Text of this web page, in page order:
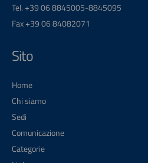
Tel. +39 06 8845005-8845095
Fax +39 06 84082071
Sito
Home
Chi siamo
Sedi
Comunicazione
Categorie